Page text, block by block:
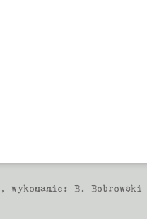
, wykonanie: B. Bobrowski